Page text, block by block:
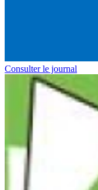
Consulter le journal